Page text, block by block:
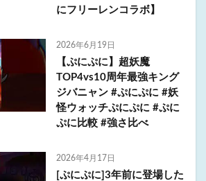
にフリーレンコラボ】
2026年6月19日
【ぷにぷに】超妖魔
TOP4vs10周年最強キング
ジバニャン #ぷにぷに #妖
怪ウォッチぷにぷに #ぷに
ぷに比較 #強さ比べ
2026年4月17日
[ぷにぷに]3年前に登場した